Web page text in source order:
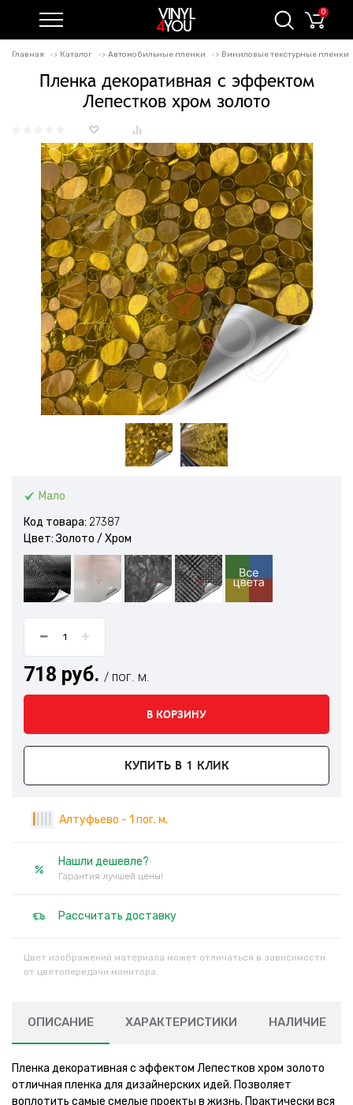
0
Главная Каталог Автомобильные пленки Виниловые текстурные пленки
Пленка декоративная с эффектом
Лепестков хром золото
Мало
Код товара: 27387
Цвет: Золото / Xром
718 руб. / пог. м.
В КОРЗИНУ
КУПИТЬ В 1 КЛИК
Алтуфьево - 1 пог. м.
Нашли дешевле?
Гарантия лучшей цены!
Рассчитать доставку
Цвет изображений материала может отличаться в зависимости
от цветопередачи монитора.
ОПИСАНИЕ ХАРАКТЕРИСТИКИ НАЛИЧИЕ
Пленка декоративная с эффектом Лепестков хром золото
отличная пленка для дизайнерских идей. Позволяет
воплотить самые смелые проекты в жизнь. Практически вся